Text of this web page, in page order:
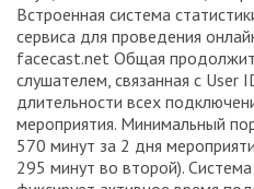
Встроенная система
сервиса для проведения
facecast.net Общая
слушателем, связанная с User
длительности всех
мероприятия. Минимальный
570 минут за 2 дня
295 минут во второй).